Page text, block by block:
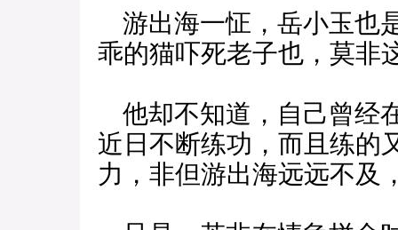
游出海一怔，岳小玉也
乖的猫吓死老子也，莫非
他却不知道，自己曾经
近日不断练功，而且练的
力，非但游出海远远不及